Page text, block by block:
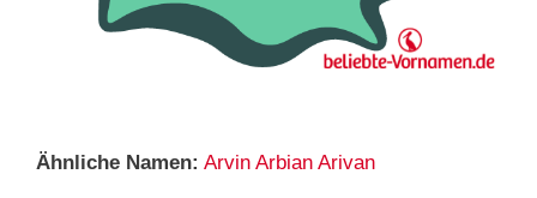
Ähnliche Namen: Arvin Arbian Arivan